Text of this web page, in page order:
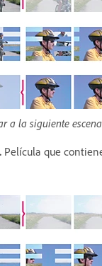
a la siguiente
Película que